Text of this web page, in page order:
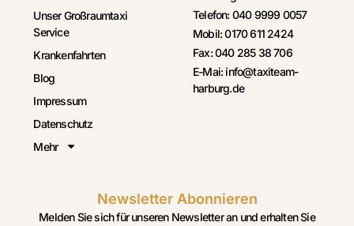
Unser Großraumtaxi
Service
Krankenfahrten
Blog
Impressum
Datenschutz
Mehr
Telefon: 040 9999 0057
Mobil: 0170 611 2424
Fax: 040 285 38 706
E-Mai: info@taxiteam-
harburg.de
Newsletter Abonnieren
Melden Sie sich für unseren Newsletter an und erhalten Sie